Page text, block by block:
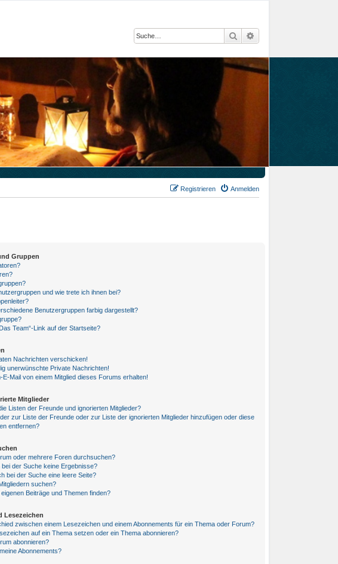
Suche
Anmelden
Registrieren
Gruppen
und wie trete ich ihnen bei?
Benutzergruppen farbig dargestellt?
Team“-Link auf der Startseite?
Nachrichten verschicken!
unerwünschte Private Nachrichten!
E-Mail von einem Mitglied dieses Forums erhalten!
Mitglieder
Listen der Freunde und ignorierten Mitglieder?
zur Liste der Freunde oder zur Liste der ignorierten Mitglieder hinzufügen oder diese
entfernen?
oder mehrere Foren durchsuchen?
der Suche keine Ergebnisse?
bei der Suche eine leere Seite?
suchen?
Beiträge und Themen finden?
Lesezeichen
zwischen einem Lesezeichen und einem Abonnements für ein Thema oder Forum?
auf ein Thema setzen oder ein Thema abonnieren?
abonnieren?
Abonnements?